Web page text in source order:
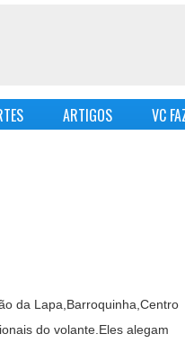
ARTIGOS VC
da Lapa,Barroquinha,Centro
do volante.Eles alegam